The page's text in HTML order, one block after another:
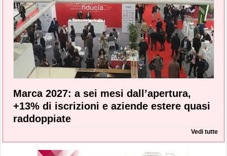
Marca 2027: a sei mesi dall’apertura,
+13% di iscrizioni e aziende estere quasi
raddoppiate
Vedi tutte